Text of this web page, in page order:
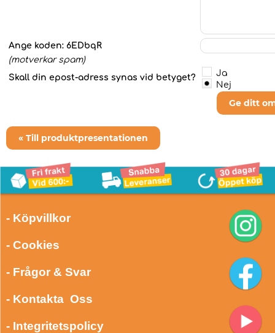
Ange koden: 6EDbqR
(motverkar spam)
Skall din epost-adress synas vid betyget?
Ja
Nej
Ge ditt
« Till produktpresentationen
- Köpvillkor
- Cookies
- Frågor & Svar
- Kontakta Oss
- Integritetspolicy